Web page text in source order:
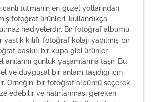
canlı tutmanın en güzel yollarından
fotoğraf ürünleri, kullandıkça
hediyelerdir. Bir fotoğraf albümü,
kılıfı, fotoğraf kolajı yapılmış bir
baskılı bir kupa gibi ürünler,
günlük yaşamlarına taşır. Bu
ve duygusal bir anlam taşıdığı için
Örneğin, bir fotoğraf albümü seçerek,
edebilir ve hatırlanması gereken